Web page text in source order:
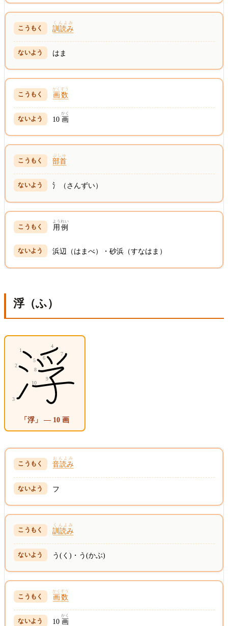
訓読み
くんよみ
はま
画数
かくすう
10 画
かく
部首
ぶしゅ
氵（さんずい）
用例
ようれい
浜辺（はまべ）・砂浜（すなはま）
浮（ふ）
「浮」 — 10 画
音読み
おんよみ
フ
訓読み
くんよみ
う(く)・う(かぶ)
画数
かくすう
10 画
かく